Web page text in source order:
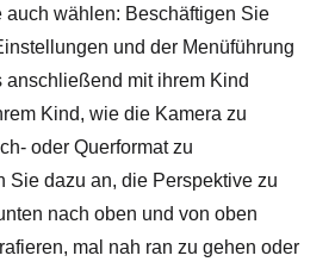
auch wählen: Beschäftigen Sie
und der Menüführung
mit ihrem Kind
Kind, wie die Kamera zu
oder Querformat zu
Sie dazu an, die Perspektive zu
nach oben und von oben
mal nah ran zu gehen oder